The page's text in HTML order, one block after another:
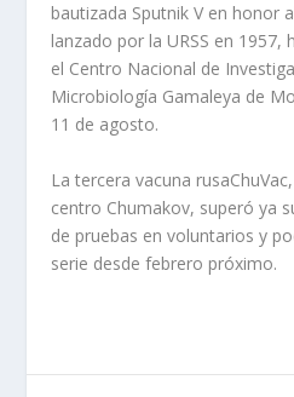
bautizada Sputnik V en honor
lanzado por la URSS en
el Centro Nacional de
Microbiología Gamaleya de
11 de agosto.
La tercera vacuna
centro Chumakov, superó ya
de pruebas en voluntarios y
serie desde febrero próximo.